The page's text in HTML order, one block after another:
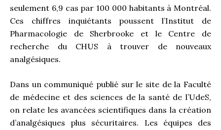
seulement 6,9 cas par 100 000 habitants à Montréal.
Ces chiffres inquiétants poussent l’Institut de
Pharmacologie de Sherbrooke et le Centre de
recherche du CHUS à trouver de nouveaux
analgésiques.
Dans un communiqué publié sur le site de la Faculté
de médecine et des sciences de la santé de l’UdeS,
on relate les avancées scientifiques dans la création
d’analgésiques plus sécuritaires. Les équipes des